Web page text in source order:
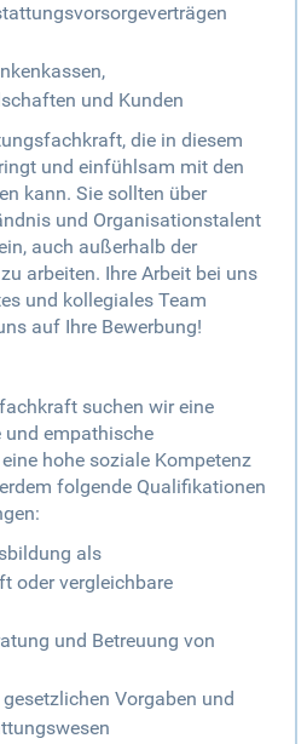
und Kunden
die in diesem
und einfühlsam mit den
kann. Sie sollten über
und Organisationstalent
auch außerhalb der
arbeiten. Ihre Arbeit bei uns
und kollegiales Team
auf Ihre Bewerbung!
suchen wir eine
und empathische
hohe soziale Kompetenz
folgende Qualifikationen
als
oder vergleichbare
und Betreuung von
Vorgaben und